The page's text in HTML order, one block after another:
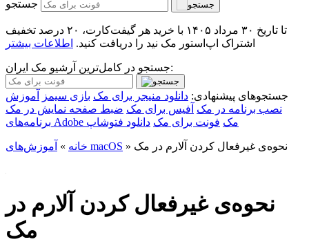
جستجو
تا تاریخ ۳۰ مرداد ۱۴۰۵ با خرید هر گیفت‌کارت، ۲۰ درصد تخفیف
اشتراک اپ‌استور مک نید را دریافت کنید. اطلاعات بیشتر
جستجو در کامل‌ترین آرشیو مک ایران:
جستجوهای پیشنهادی: دانلود منیجر برای مک بازی سیمز
آموزش
نصب برنامه در مک آفیس برای مک ضبط صفحه نمایش در مک
برنامه‌های Adobe مک فونت برای مک دانلود فتوشاپ
خانه » آموزش‌های macOS » نحوه‌ی غیرفعال کردن آلارم در مک
نحوه‌ی غیرفعال کردن آلارم در
مک